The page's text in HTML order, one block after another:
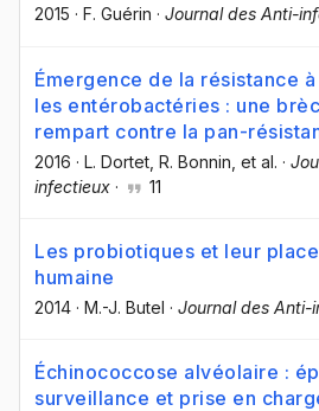
2015 · F. Guérin · Journal des Anti-
Émergence de la résistance
les entérobactéries : une
rempart contre la pan-
2016 · L. Dortet , R. Bonnin , et al. ·
infectieux · 11
Les probiotiques et leur
humaine
2014 · M.-J. Butel · Journal des Anti-
Échinococcose alvéolaire :
surveillance et prise en